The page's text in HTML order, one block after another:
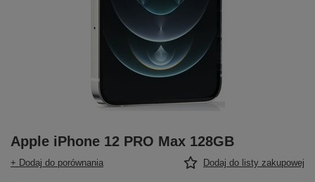
Apple iPhone 12 PRO Max 128GB
+ Dodaj do porównania Dodaj do listy zakupowej